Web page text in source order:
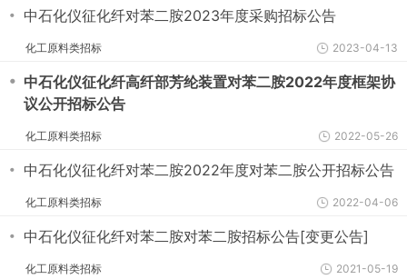
・ 中石化仪征化纤对苯二胺2023年度采购招标公告
化工原料类招标 2023-04-13
・ 中石化仪征化纤高纤部芳纶装置对苯二胺2022年度框架协
议公开招标公告
化工原料类招标 2022-05-26
・ 中石化仪征化纤对苯二胺2022年度对苯二胺公开招标公告
化工原料类招标 2022-04-06
・ 中石化仪征化纤对苯二胺对苯二胺招标公告[变更公告]
化工原料类招标 2021-05-19